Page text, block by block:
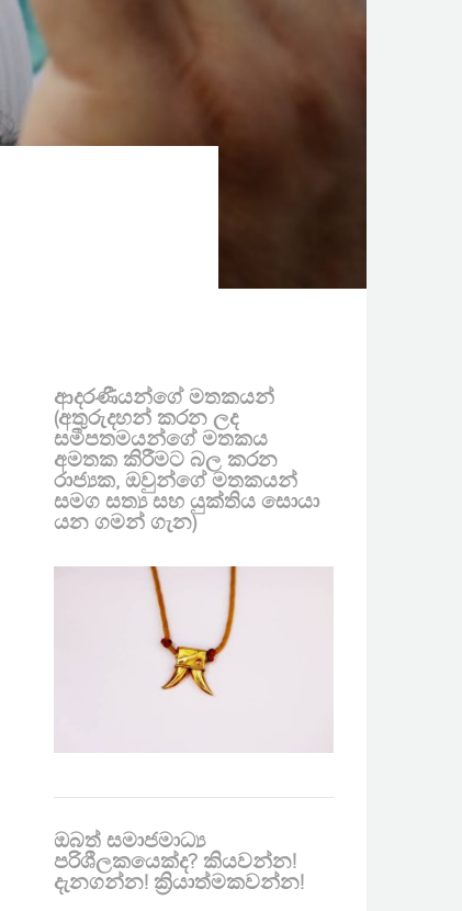
ආදරණීයන්ගේ මතකයන්
(අතුරුදහන් කරන ලද
සමීපතමයන්ගේ මතකය
අමතක කිරීමට බල කරන
රාජ්‍යක, ඔවුන්ගේ මතකයන්
සමග සත්‍ය සහ යුක්තිය සොයා
යන ගමන් ගැන)
ඔබත් සමාජමාධ්‍ය
පරිශීලකයෙක්ද? කියවන්න!
දැනගන්න! ක්‍රියාත්මකවන්න!